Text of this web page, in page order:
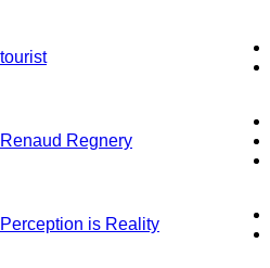
tourist
Renaud Regnery
Perception is Reality